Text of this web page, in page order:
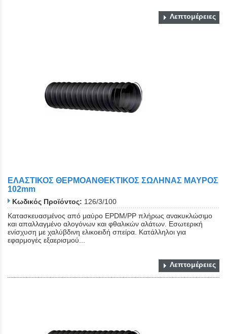
Λεπτομέρειες
ΕΛΑΣΤΙΚΟΣ ΘΕΡΜΟΑΝΘΕΚΤΙΚΟΣ ΣΩΛΗΝΑΣ ΜΑΥΡΟΣ
102mm
Κωδικός Προϊόντος: 126/3/100
Κατασκευασμένος από μαύρο EPDM/PP πλήρως ανακυκλώσιμο
και απαλλαγμένο αλογόνων και φθαλικών αλάτων. Εσωτερική
ενίσχυση με χαλύβδινη ελικοειδή σπείρα. Κατάλληλοι για
εφαρμογές εξαερισμού...
Λεπτομέρειες